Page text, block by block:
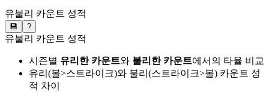
유불리 카운트 성적
💾 ?
유불리 카운트 성적
시즌별 유리한 카운트와 불리한 카운트에서의 타율 비교
유리(볼>스트라이크)와 불리(스트라이크>볼) 카운트 성
적 차이